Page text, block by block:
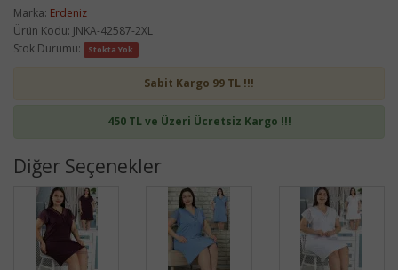
Marka: Erdeniz
Ürün Kodu: JNKA-42587-2XL
Stok Durumu:
Stokta Yok
Sabit Kargo 99 TL !!!
450 TL ve Üzeri Ücretsiz Kargo !!!
Diğer Seçenekler